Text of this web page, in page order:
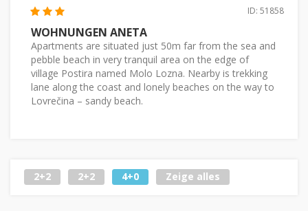
ID: 51858
WOHNUNGEN ANETA
Apartments are situated just 50m far from the sea and
pebble beach in very tranquil area on the edge of
village Postira named Molo Lozna. Nearby is trekking
lane along the coast and lonely beaches on the way to
Lovrečina – sandy beach.
2+2 2+2 4+0 Zeige alles